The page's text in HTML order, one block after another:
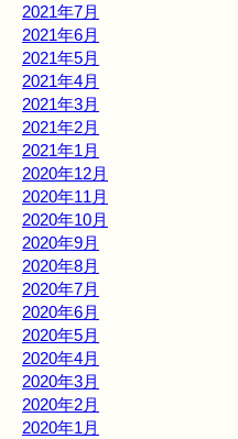
2021年7月
2021年6月
2021年5月
2021年4月
2021年3月
2021年2月
2021年1月
2020年12月
2020年11月
2020年10月
2020年9月
2020年8月
2020年7月
2020年6月
2020年5月
2020年4月
2020年3月
2020年2月
2020年1月